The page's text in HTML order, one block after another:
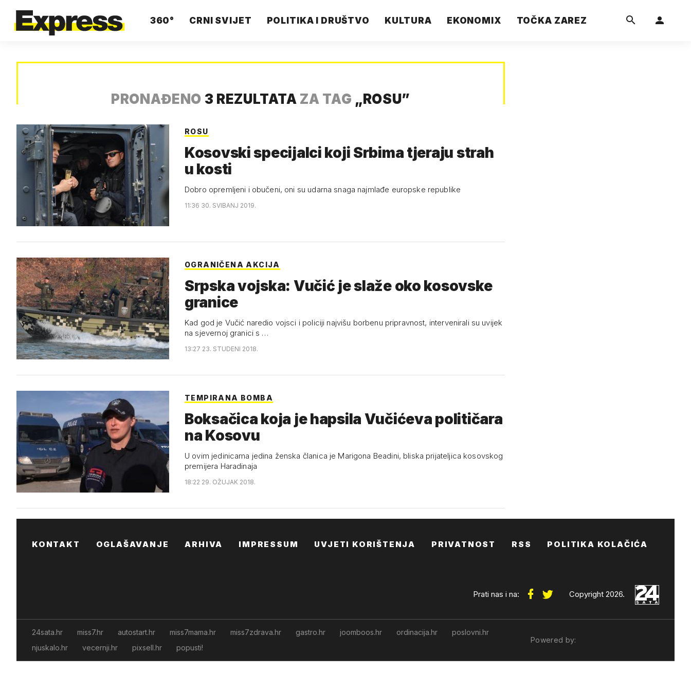
360° CRNI SVIJET POLITIKA I DRUŠTVO KULTURA EKONOMIX TOČKA ZAREZ
PRONAĐENO 3 REZULTATA ZA TAG „ROSU”
ROSU
Kosovski specijalci koji Srbima tjeraju strah
u kosti
Dobro opremljeni i obučeni, oni su udarna snaga najmlađe europske republike
11:36 30. SVIBANJ 2019.
OGRANIČENA AKCIJA
Srpska vojska: Vučić je slaže oko kosovske
granice
Kad god je Vučić naredio vojsci i policiji najvišu borbenu pripravnost, intervenirali su uvijek
na sjevernoj granici s …
13:27 23. STUDENI 2018.
TEMPIRANA BOMBA
Boksačica koja je hapsila Vučićeva političara
na Kosovu
U ovim jedinicama jedina ženska članica je Marigona Beadini, bliska prijateljica kosovskog
premijera Haradinaja
18:22 29. OŽUJAK 2018.
KONTAKT OGLAŠAVANJE ARHIVA IMPRESSUM UVJETI KORIŠTENJA PRIVATNOST RSS POLITIKA KOLAČIĆA
Prati nas i na: Copyright 2026.
24sata.hr miss7.hr autostart.hr miss7mama.hr miss7zdrava.hr gastro.hr joomboos.hr ordinacija.hr
poslovni.hr
njuskalo.hr
vecernji.hr pixsell.hr popusti!
Powered by: